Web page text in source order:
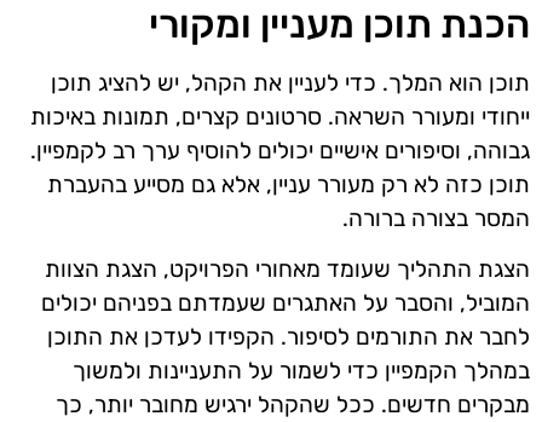
הכנת תוכן מעניין ומקורי
תוכן הוא המלך. כדי לעניין את הקהל, יש להציג תוכן
ייחודי ומעורר השראה. סרטונים קצרים, תמונות באיכות
גבוהה, וסיפורים אישיים יכולים להוסיף ערך רב לקמפיין.
תוכן כזה לא רק מעורר עניין, אלא גם מסייע בהעברת
המסר בצורה ברורה.
הצגת התהליך שעומד מאחורי הפרויקט, הצגת הצוות
המוביל, והסבר על האתגרים שעמדתם בפניהם יכולים
לחבר את התורמים לסיפור. הקפידו לעדכן את התוכן
במהלך הקמפיין כדי לשמור על התעניינות ולמשוך
מבקרים חדשים. ככל שהקהל ירגיש מחובר יותר, כך